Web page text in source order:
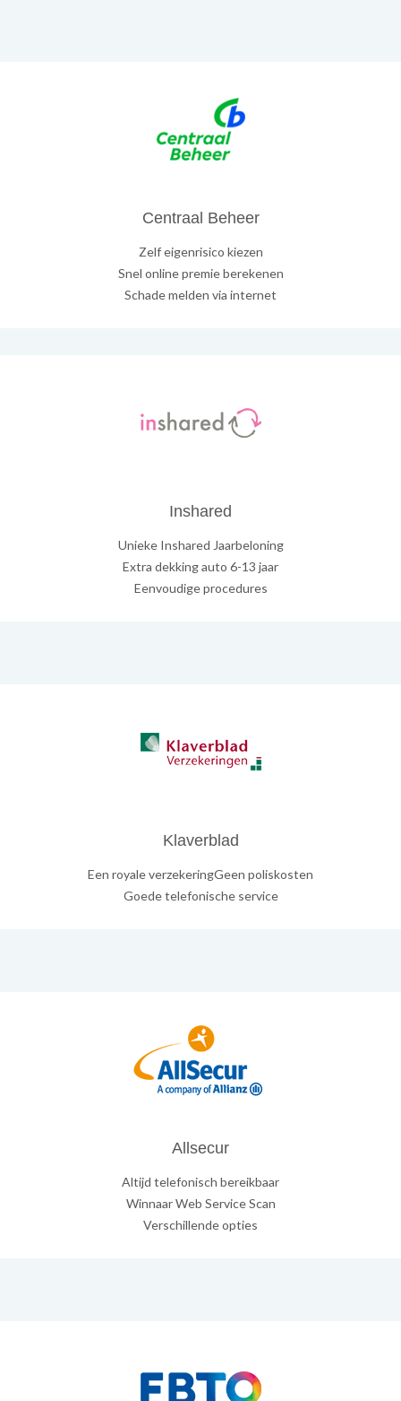
Centraal Beheer
Zelf eigenrisico kiezen
Snel online premie berekenen
Schade melden via internet
Inshared
Unieke Inshared Jaarbeloning
Extra dekking auto 6-13 jaar
Eenvoudige procedures
Klaverblad
Een royale verzekeringGeen poliskosten
Goede telefonische service
Allsecur
Altijd telefonisch bereikbaar
Winnaar Web Service Scan
Verschillende opties